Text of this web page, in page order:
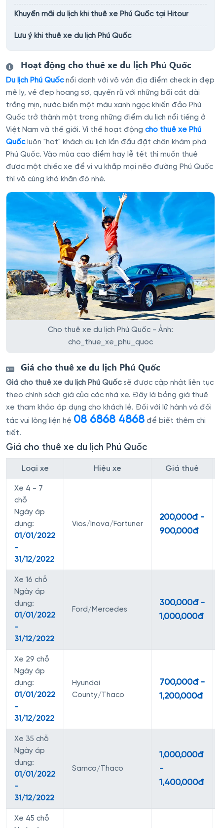
Khuyến mãi du lịch khi thuê xe Phú Quốc tại Hitour
Lưu ý khi thuê xe du lịch Phú Quốc
Hoạt động cho thuê xe du lịch Phú Quốc
Du lịch Phú Quốcnổi danh với vô vàn địa điểm check in đẹp
mê ly, vẻ đẹp hoang sơ, quyến rũ với những bãi cát dài
trắng mịn, nước biển một màu xanh ngọc khiến đảo Phú
Quốc trở thành một trong những điểm du lịch nổi tiếng ở
Việt Nam và thế giới. Vì thế hoạt động cho thuê xe Phú
Quốcluôn "hot" khách du lịch lần đầu đặt chân khám phá
Phú Quốc. Vào mùa cao điểm hay lễ tết thì muốn thuê
được một chiếc xe để vi vu khắp mọi nẽo đường Phú Quốc
thì vô cùng khó khăn đó nhé.
Cho thuê xe du lịch Phú Quốc - Ảnh:
cho_thue_xe_phu_quoc
Giá cho thuê xe du lịch Phú Quốc
Giá cho thuê xe du lịch Phú Quốcsẽ được cập nhật liên tục
theo chính sách giá của các nhà xe. Đây là bảng giá thuê
xe tham khảo áp dụng cho khách lẻ. Đối với lữ hành và đối
tác vui lòng liện hệ 08 6868 4868 để biết thêm chi
tiết.
Giá cho thuê xe du lịch Phú Quốc
Loại xe Hiệu xe Giá thuê
Xe 4 - 7
chỗ
Ngày áp
dụng:
01/01/2022
-
31/12/2022
Vios/Inova/Fortuner
200,000đ -
900,000đ
Xe 16 chỗ
Ngày áp
dụng:
01/01/2022
-
31/12/2022
Ford/Mercedes
300,000đ -
1,000,000đ
Xe 29 chỗ
Ngày áp
dụng:
01/01/2022
-
31/12/2022
Hyundai
County/Thaco
700,000đ -
1,200,000đ
Xe 35 chỗ
Ngày áp
dụng:
01/01/2022
-
31/12/2022
Samco/Thaco
1,000,000đ
-
1,400,000đ
Xe 45 chỗ